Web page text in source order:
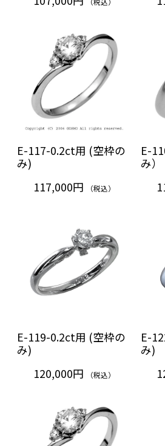
E-117-0.2ct用 (空枠の
み)
117,000円
（税込）
E-
み）
E-119-0.2ct用 (空枠の
み)
120,000円
（税込）
E-
み)